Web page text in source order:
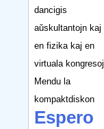
dancigis
aŭskultantojn kaj
en fizika kaj en
virtuala kongresoj.
Mendu la
kompaktdiskon
Espero